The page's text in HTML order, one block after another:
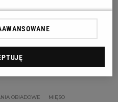
DRÓB MIĘSO
cielęcy z kostką
OBIADOWE MIĘSO